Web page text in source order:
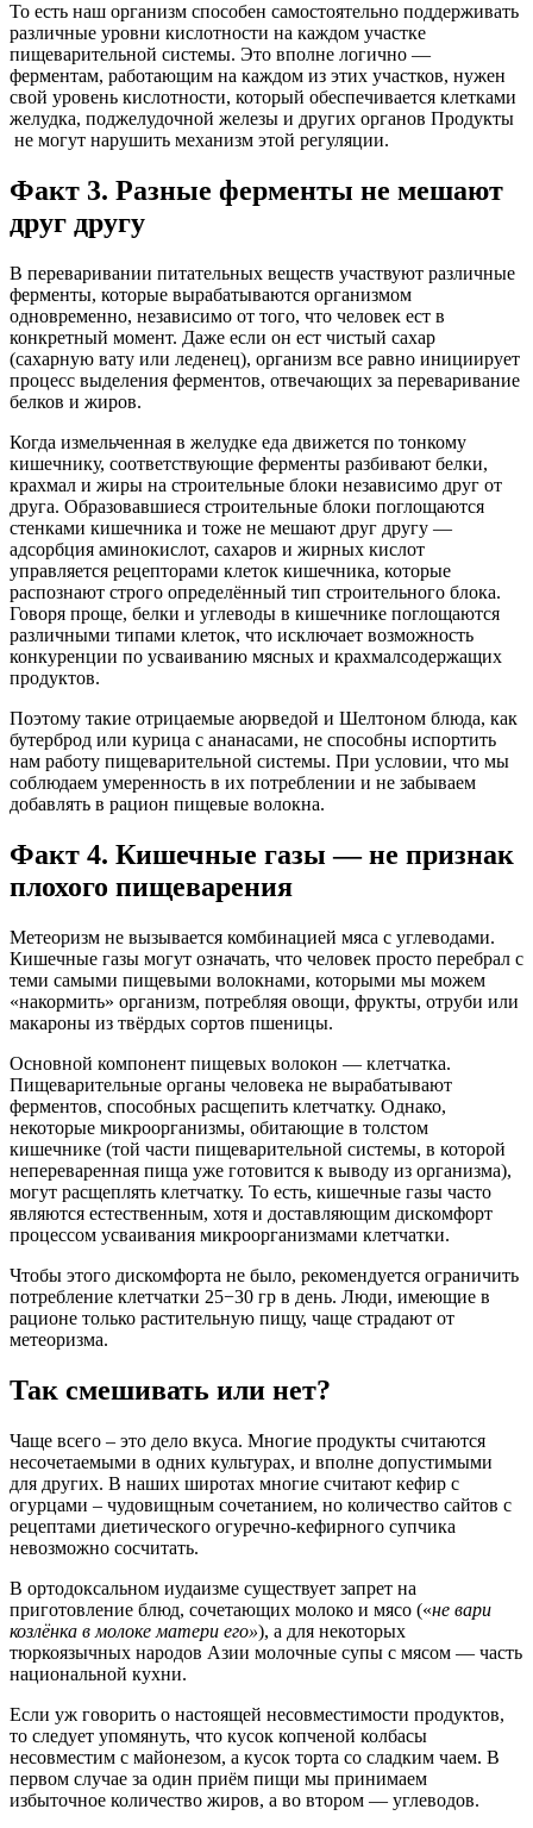
То есть наш организм способен самостоятельно поддерживать
различные уровни кислотности на каждом участке
пищеварительной системы. Это вполне логично —
ферментам, работающим на каждом из этих участков, нужен
свой уровень кислотности, который обеспечивается клетками
желудка, поджелудочной железы и других органов Продукты
не могут нарушить механизм этой регуляции.
Факт 3. Разные ферменты не мешают
друг другу
В переваривании питательных веществ участвуют различные
ферменты, которые вырабатываются организмом
одновременно, независимо от того, что человек ест в
конкретный момент. Даже если он ест чистый сахар
(сахарную вату или леденец), организм все равно инициирует
процесс выделения ферментов, отвечающих за переваривание
белков и жиров.
Когда измельченная в желудке еда движется по тонкому
кишечнику, соответствующие ферменты разбивают белки,
крахмал и жиры на строительные блоки независимо друг от
друга. Образовавшиеся строительные блоки поглощаются
стенками кишечника и тоже не мешают друг другу —
адсорбция аминокислот, сахаров и жирных кислот
управляется рецепторами клеток кишечника, которые
распознают строго определённый тип строительного блока.
Говоря проще, белки и углеводы в кишечнике поглощаются
различными типами клеток, что исключает возможность
конкуренции по усваиванию мясных и крахмалсодержащих
продуктов.
Поэтому такие отрицаемые аюрведой и Шелтоном блюда, как
бутерброд или курица с ананасами, не способны испортить
нам работу пищеварительной системы. При условии, что мы
соблюдаем умеренность в их потреблении и не забываем
добавлять в рацион пищевые волокна.
Факт 4. Кишечные газы — не признак
плохого пищеварения
Метеоризм не вызывается комбинацией мяса с углеводами.
Кишечные газы могут означать, что человек просто перебрал с
теми самыми пищевыми волокнами, которыми мы можем
«накормить» организм, потребляя овощи, фрукты, отруби или
макароны из твёрдых сортов пшеницы.
Основной компонент пищевых волокон — клетчатка.
Пищеварительные органы человека не вырабатывают
ферментов, способных расщепить клетчатку. Однако,
некоторые микроорганизмы, обитающие в толстом
кишечнике (той части пищеварительной системы, в которой
непереваренная пища уже готовится к выводу из организма),
могут расщеплять клетчатку. То есть, кишечные газы часто
являются естественным, хотя и доставляющим дискомфорт
процессом усваивания микроорганизмами клетчатки.
Чтобы этого дискомфорта не было, рекомендуется ограничить
потребление клетчатки 25−30 гр в день. Люди, имеющие в
рационе только растительную пищу, чаще страдают от
метеоризма.
Так смешивать или нет?
Чаще всего – это дело вкуса. Многие продукты считаются
несочетаемыми в одних культурах, и вполне допустимыми
для других. В наших широтах многие считают кефир с
огурцами – чудовищным сочетанием, но количество сайтов с
рецептами диетического огуречно-кефирного супчика
невозможно сосчитать.
В ортодоксальном иудаизме существует запрет на
приготовление блюд, сочетающих молоко и мясо («не вари
козлёнка в молоке матери его»), а для некоторых
тюркоязычных народов Азии молочные супы с мясом — часть
национальной кухни.
Если уж говорить о настоящей несовместимости продуктов,
то следует упомянуть, что кусок копченой колбасы
несовместим с майонезом, а кусок торта со сладким чаем. В
первом случае за один приём пищи мы принимаем
избыточное количество жиров, а во втором — углеводов.